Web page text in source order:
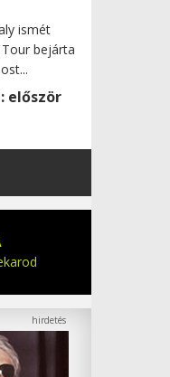
ismét
bejárta
először